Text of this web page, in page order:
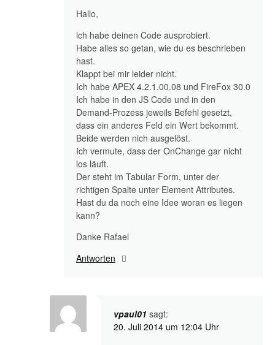
Hallo,
ich habe deinen Code ausprobiert.
Habe alles so getan, wie du es beschrieben
hast.
Klappt bei mir leider nicht.
Ich habe APEX 4.2.1.00.08 und FireFox 30.0
Ich habe in den JS Code und in den
Demand-Prozess jeweils Befehl gesetzt,
dass ein anderes Feld ein Wert bekommt.
Beide werden nich ausgelöst.
Ich vermute, dass der OnChange gar nicht
los läuft.
Der steht im Tabular Form, unter der
richtigen Spalte unter Element Attributes.
Hast du da noch eine Idee woran es liegen
kann?
Danke Rafael
Antworten
vpaul01 sagt:
20. Juli 2014 um 12:04 Uhr